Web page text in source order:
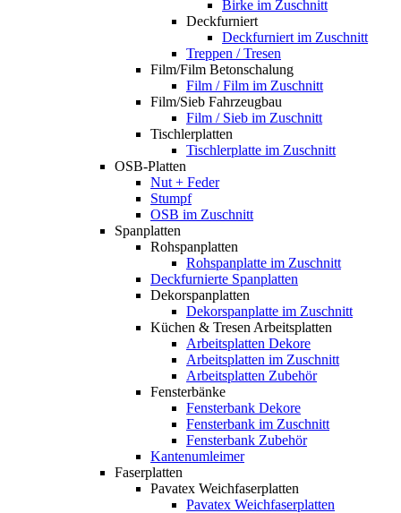
Birke im Zuschnitt
Deckfurniert
Deckfurniert im Zuschnitt
Treppen / Tresen
Film/Film Betonschalung
Film / Film im Zuschnitt
Film/Sieb Fahrzeugbau
Film / Sieb im Zuschnitt
Tischlerplatten
Tischlerplatte im Zuschnitt
OSB-Platten
Nut + Feder
Stumpf
OSB im Zuschnitt
Spanplatten
Rohspanplatten
Rohspanplatte im Zuschnitt
Deckfurnierte Spanplatten
Dekorspanplatten
Dekorspanplatte im Zuschnitt
Küchen & Tresen Arbeitsplatten
Arbeitsplatten Dekore
Arbeitsplatten im Zuschnitt
Arbeitsplatten Zubehör
Fensterbänke
Fensterbank Dekore
Fensterbank im Zuschnitt
Fensterbank Zubehör
Kantenumleimer
Faserplatten
Pavatex Weichfaserplatten
Pavatex Weichfaserplatten